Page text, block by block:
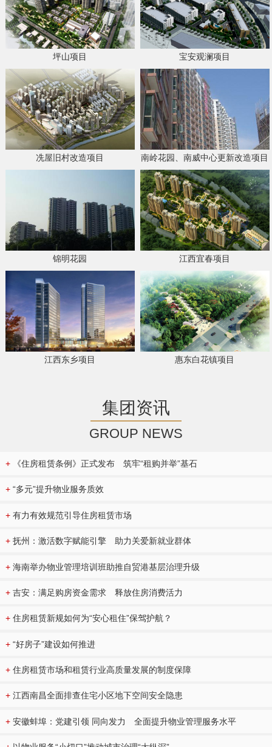
坪山项目 宝安观澜项目
冼屋旧村改造项目 南岭花园、南威中心更新改造项目
锦明花园 江西宜春项目
江西东乡项目 惠东白花镇项目
集团资讯
GROUP NEWS
+ 《住房租赁条例》正式发布 筑牢“租购并举”基石
+ “多元”提升物业服务质效
+ 有力有效规范引导住房租赁市场
+ 抚州：激活数字赋能引擎 助力关爱新就业群体
+ 海南举办物业管理培训班助推自贸港基层治理升级
+ 吉安：满足购房资金需求 释放住房消费活力
+ 住房租赁新规如何为“安心租住”保驾护航？
+ “好房子”建设如何推进
+ 住房租赁市场和租赁行业高质量发展的制度保障
+ 江西南昌全面排查住宅小区地下空间安全隐患
+ 安徽蚌埠：党建引领 同向发力 全面提升物业管理服务水平